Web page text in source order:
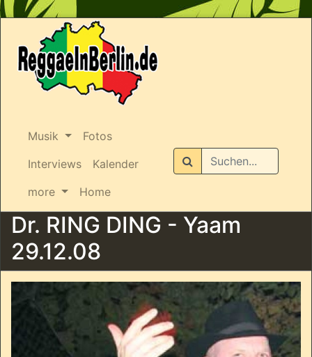
Musik
Fotos
Interviews
Kalender
more
Home
Suchen
Dr. RING DING - Yaam
29.12.08